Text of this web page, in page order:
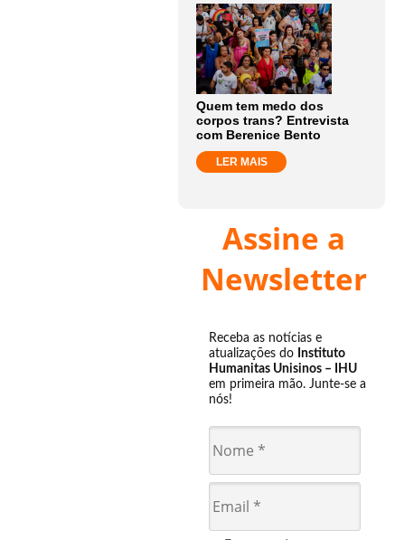
Quem tem medo dos
corpos trans? Entrevista
com Berenice Bento
LER MAIS
Assine a
Newsletter
Receba as notícias e
atualizações do Instituto
Humanitas Unisinos – IHU
em primeira mão. Junte-se a
nós!